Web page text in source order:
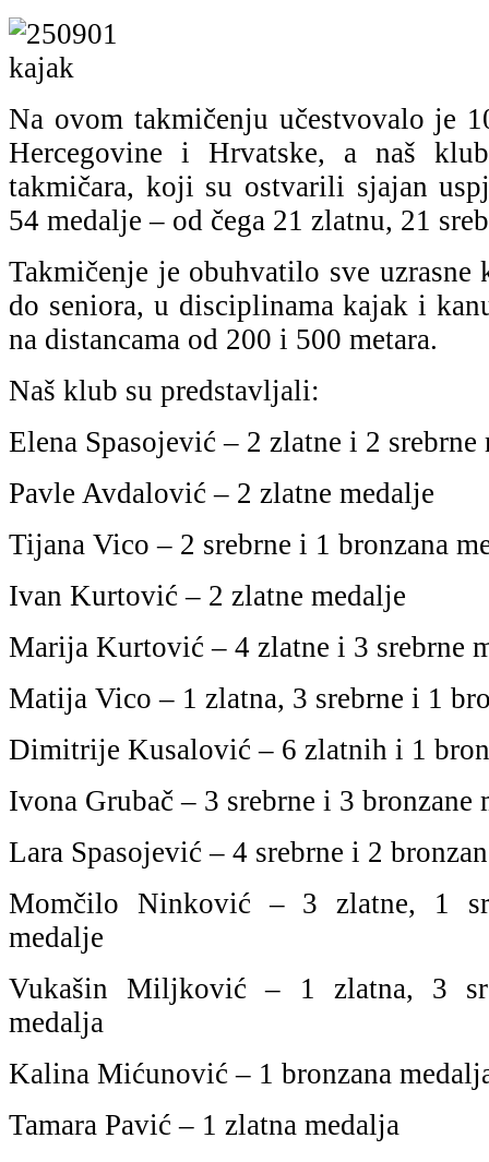
Na ovom takmičenju učestvovalo je
Hercegovine i Hrvatske, a naš
takmičara, koji su ostvarili sjajan
54 medalje – od čega 21 zlatnu, 21
Takmičenje je obuhvatilo sve
do seniora, u disciplinama kajak i
na distancama od 200 i 500 metara.
Naš klub su predstavljali:
Elena Spasojević – 2 zlatne i 2 srebrne
Pavle Avdalović – 2 zlatne medalje
Tijana Vico – 2 srebrne i 1 bronzana
Ivan Kurtović – 2 zlatne medalje
Marija Kurtović – 4 zlatne i 3 srebrne
Matija Vico – 1 zlatna, 3 srebrne i 1
Dimitrije Kusalović – 6 zlatnih i 1
Ivona Grubač – 3 srebrne i 3 bronzane
Lara Spasojević – 4 srebrne i 2
Momčilo Ninković – 3 zlatne, 1
medalje
Vukašin Miljković – 1 zlatna, 3
medalja
Kalina Mićunović – 1 bronzana
Tamara Pavić – 1 zlatna medalja